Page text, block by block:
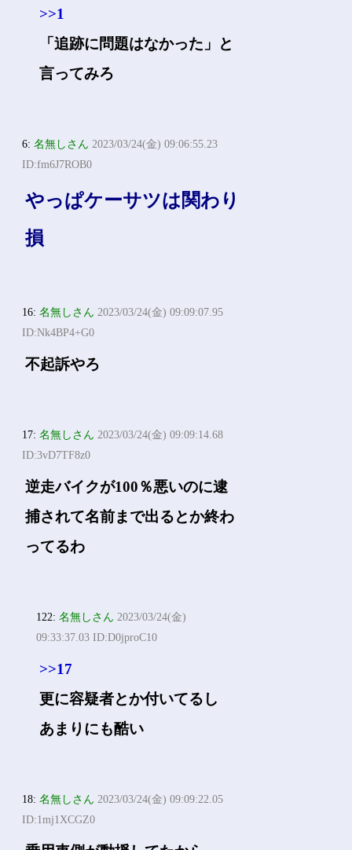
>>1
「追跡に問題はなかった」と
言ってみろ
6:名無しさん 2023/03/24(金) 09:06:55.23
ID:fm6J7ROB0
やっぱケーサツは関わり
損
16:名無しさん 2023/03/24(金) 09:09:07.95
ID:Nk4BP4+G0
不起訴やろ
17:名無しさん 2023/03/24(金) 09:09:14.68
ID:3vD7TF8z0
逆走バイクが100％悪いのに逮
捕されて名前まで出るとか終わ
ってるわ
122:名無しさん 2023/03/24(金)
09:33:37.03 ID:D0jproC10
>>17
更に容疑者とか付いてるし
あまりにも酷い
18:名無しさん 2023/03/24(金) 09:09:22.05
ID:1mj1XCGZ0